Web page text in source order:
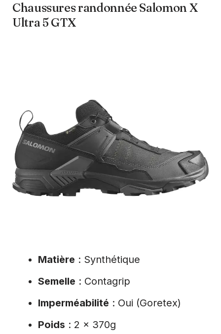
Chaussures randonnée Salomon X
Ultra 5 GTX
Matière : Synthétique
Semelle : Contagrip
Imperméabilité : Oui (Goretex)
Poids : 2 x 370g